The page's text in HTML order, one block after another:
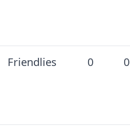
Friendlies 0 0